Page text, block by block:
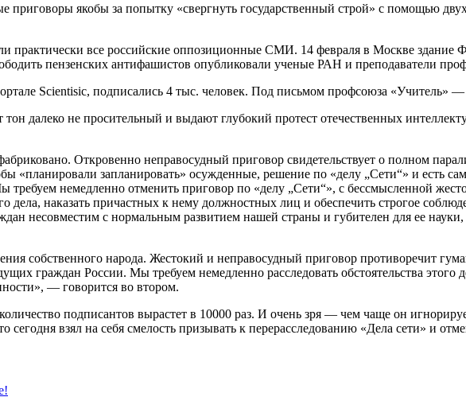
приговоры якобы за попытку «свергнуть государственный строй» с помощью
практически все российские оппозиционные СМИ. 14 февраля в Москве
пензенских антифашистов опубликовали ученые РАН и преподаватели
Scientisic, подписались 4 тыс. человек. Под письмом профсоюза «Учитель» —
далеко не просительный и выдают глубокий протест отечественных
Откровенно неправосудный приговор свидетельствует о полном
«планировали запланировать» осужденные, решение по «делу „Сети“» и есть
требуем немедленно отменить приговор по «делу „Сети“», с бессмысленной
дела, наказать причастных к нему должностных лиц и обеспечить строгое
несовместим с нормальным развитием нашей страны и губителен для ее
собственного народа. Жестокий и неправосудный приговор противоречит
граждан России. Мы требуем немедленно расследовать обстоятельства этого
— говорится во втором.
подписантов вырастет в 10000 раз. И очень зря — чем чаще он
взял на себя смелость призывать к перерасследованию «Дела сети» и